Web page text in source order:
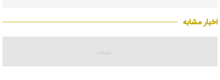
اخبار مشابه